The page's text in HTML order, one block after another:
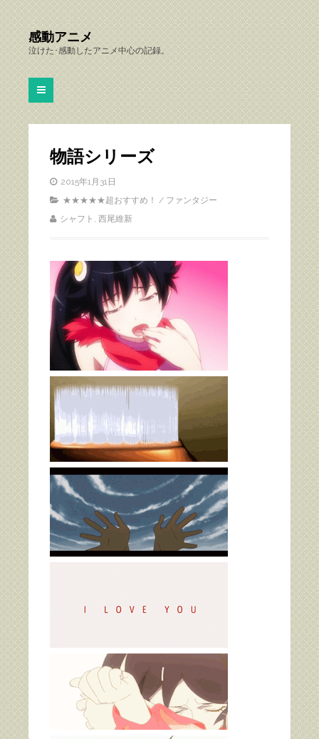
感動アニメ
泣けた･感動したアニメ中心の記録。
物語シリーズ
2015年1月31日
★★★★★超おすすめ！ / ファンタジー
シャフト , 西尾維新